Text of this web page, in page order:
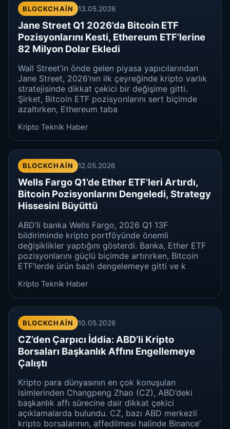
BLOCKCHAIN 13.05.2026
Jane Street Q1 2026’da Bitcoin ETF
Pozisyonlarını Kesti, Ethereum ETF’lerine
82 Milyon Dolar Ekledi
Wall Street’in önde gelen piyasa yapıcılarından
Jane Street, 2026’nın ilk çeyreğinde kripto varlık
stratejisinde dikkat çekici bir değişime gitti.
Şirket, Bitcoin ETF pozisyonlarını sert biçimde
azaltırken, Ethereum taba
Kripto Teknik Haber
BLOCKCHAIN 12.05.2026
Wells Fargo Q1’de Ether ETF’leri Artırdı,
Bitcoin Pozisyonlarını Dengeledi, Strategy
Hissesini Büyüttü
ABD’li banka Wells Fargo, 2026 Q1 13F
bildiriminde kripto portföyünde önemli
değişiklikler yaptığını gösterdi. Banka, Ether ETF
pozisyonlarını güçlü biçimde artırırken, Bitcoin
ETF’lerde ürün bazlı dengelemeye gitti ve k
Kripto Teknik Haber
BLOCKCHAIN 10.05.2026
CZ’den Çarpıcı İddia: ABD’li Kripto
Borsaları Başkanlık Affını Engellemeye
Çalıştı
Kripto para dünyasının en çok konuşulan
isimlerinden Changpeng Zhao (CZ), ABD’deki
başkanlık affı sürecine dair dikkat çekici
açıklamalarda bulundu. CZ, bazı ABD merkezli
kripto borsalarının, affedilmesi halinde Binance’